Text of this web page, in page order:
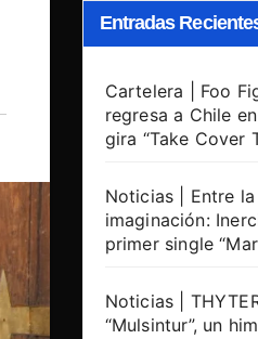
Entradas
Cartelera | Foo
regresa a Chile
gira “Take Cover
Noticias | Entre
imaginación:
primer single
Noticias |
“Mulsintur”, un